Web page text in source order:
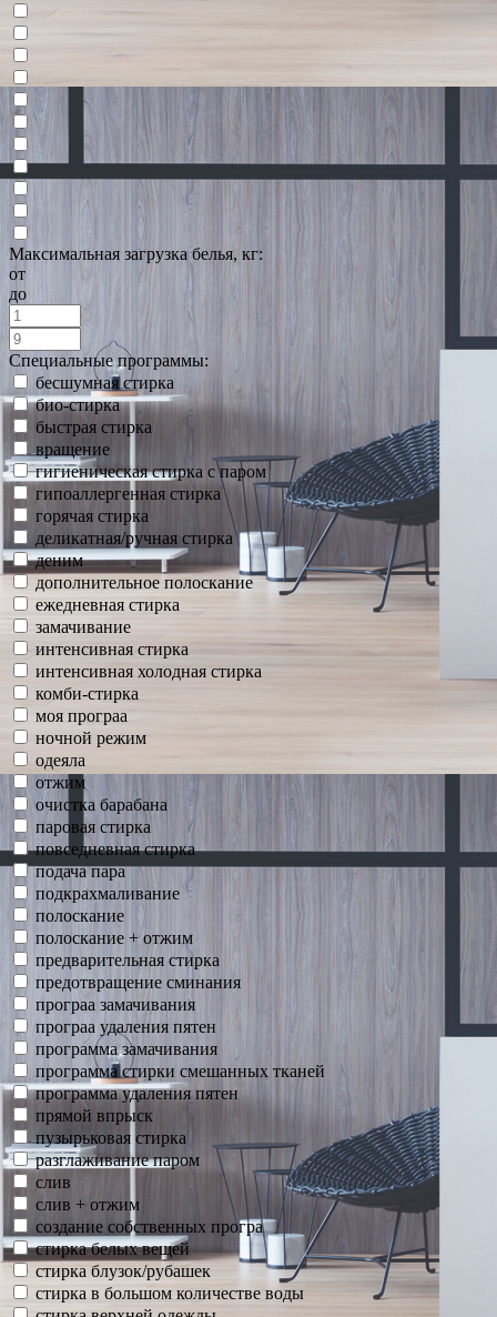
Максимальная загрузка белья, кг:
от
до
Специальные программы:
бесшумная стирка
био-стирка
быстрая стирка
вращение
гигиеническая стирка с паром
гипоаллергенная стирка
горячая стирка
деликатная/ручная стирка
деним
дополнительное полоскание
ежедневная стирка
замачивание
интенсивная стирка
интенсивная холодная стирка
комби-стирка
моя програа
ночной режим
одеяла
отжим
очистка барабана
паровая стирка
повседневная стирка
подача пара
подкрахмаливание
полоскание
полоскание + отжим
предварительная стирка
предотвращение сминания
програа замачивания
програа удаления пятен
программа замачивания
программа стирки смешанных тканей
программа удаления пятен
прямой впрыск
пузырьковая стирка
разглаживание паром
слив
слив + отжим
создание собственных програ
стирка белых вещей
стирка блузок/рубашек
стирка в большом количестве воды